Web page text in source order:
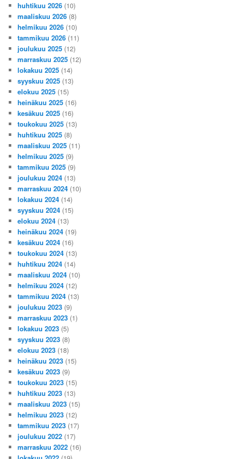
huhtikuu 2026 (10)
maaliskuu 2026 (8)
helmikuu 2026 (10)
tammikuu 2026 (11)
joulukuu 2025 (12)
marraskuu 2025 (12)
lokakuu 2025 (14)
syyskuu 2025 (13)
elokuu 2025 (15)
heinäkuu 2025 (16)
kesäkuu 2025 (16)
toukokuu 2025 (13)
huhtikuu 2025 (8)
maaliskuu 2025 (11)
helmikuu 2025 (9)
tammikuu 2025 (9)
joulukuu 2024 (13)
marraskuu 2024 (10)
lokakuu 2024 (14)
syyskuu 2024 (15)
elokuu 2024 (13)
heinäkuu 2024 (19)
kesäkuu 2024 (16)
toukokuu 2024 (13)
huhtikuu 2024 (14)
maaliskuu 2024 (10)
helmikuu 2024 (12)
tammikuu 2024 (13)
joulukuu 2023 (9)
marraskuu 2023 (1)
lokakuu 2023 (5)
syyskuu 2023 (8)
elokuu 2023 (18)
heinäkuu 2023 (15)
kesäkuu 2023 (9)
toukokuu 2023 (15)
huhtikuu 2023 (13)
maaliskuu 2023 (15)
helmikuu 2023 (12)
tammikuu 2023 (17)
joulukuu 2022 (17)
marraskuu 2022 (16)